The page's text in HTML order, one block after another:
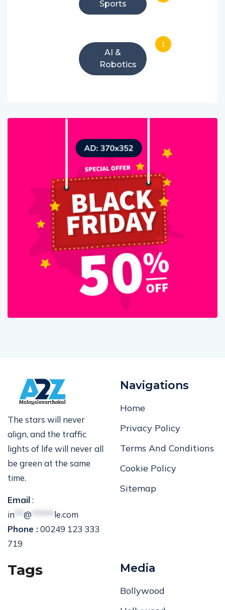
Sports
AI &
Robotics
1
The stars will never
align, and the traffic
lights of life will never all
be green at the same
time.
Email:
in ** @ ***** le.com
Phone :00249 123 333
719
Navigations
Home
Privacy Policy
Terms And Conditions
Cookie Policy
Sitemap
Tags Media
Bollywood